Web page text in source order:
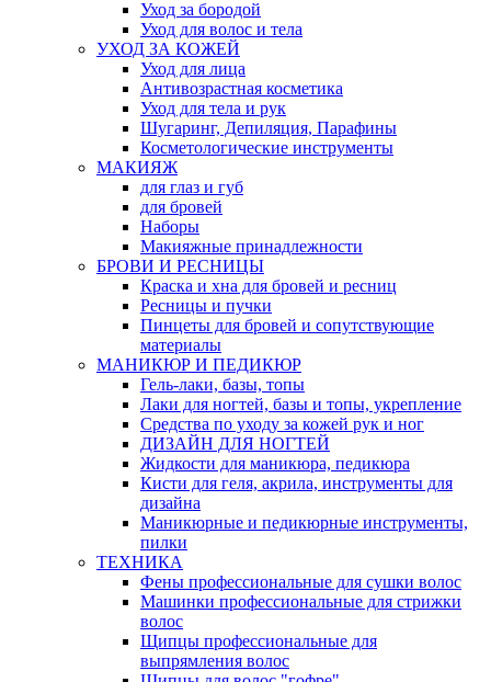
Уход за бородой
Уход для волос и тела
УХОД ЗА КОЖЕЙ
Уход для лица
Антивозрастная косметика
Уход для тела и рук
Шугаринг, Депиляция, Парафины
Косметологические инструменты
МАКИЯЖ
для глаз и губ
для бровей
Наборы
Макияжные принадлежности
БРОВИ И РЕСНИЦЫ
Краска и хна для бровей и ресниц
Ресницы и пучки
Пинцеты для бровей и сопутствующие
материалы
МАНИКЮР И ПЕДИКЮР
Гель-лаки, базы, топы
Лаки для ногтей, базы и топы, укрепление
Средства по уходу за кожей рук и ног
ДИЗАЙН ДЛЯ НОГТЕЙ
Жидкости для маникюра, педикюра
Кисти для геля, акрила, инструменты для
дизайна
Маникюрные и педикюрные инструменты,
пилки
ТЕХНИКА
Фены профессиональные для сушки волос
Машинки профессиональные для стрижки
волос
Щипцы профессиональные для
выпрямления волос